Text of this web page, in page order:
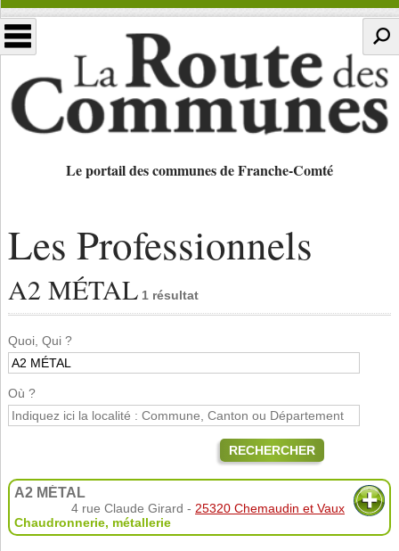
Le portail des communes de Franche-Comté
Les Professionnels
A2 MÉTAL 1 résultat
Quoi, Qui ?
Où ?
RECHERCHER
A2 MÉTAL
4 rue Claude Girard - 25320 Chemaudin et Vaux
Chaudronnerie, métallerie